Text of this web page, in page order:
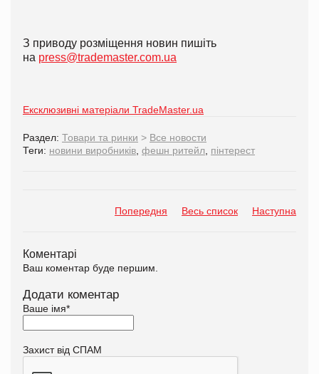
З приводу розміщення новин пишіть
на press@trademaster.com.ua
Ексклюзивні матеріали TradeMaster.ua
Раздел: Товари та ринки > Все новости
Теги: новини виробників фешн ритейл пінтерест
Попередня Весь список Наступна
Коментарі
Ваш коментар буде першим.
Додати коментар
Ваше імя*
Захист від СПАМ